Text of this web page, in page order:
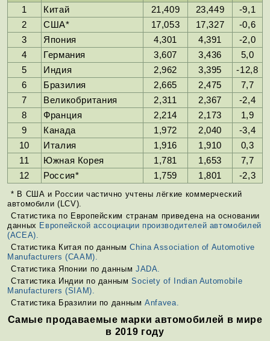
1
Китай 21,409 23,449
-9,1
2
США* 17,053 17,327
-0,6
3
Япония 4,301 4,391
-2,0
4
Германия 3,607 3,436
5,0
5
Индия 2,962 3,395
-12,8
6
Бразилия 2,665 2,475
7,7
7
Великобритания 2,311 2,367
-2,4
8
Франция 2,214 2,173
1,9
9
Канада 1,972 2,040
-3,4
10
Италия 1,916 1,910
0,3
11
Южная Корея 1,781 1,653
7,7
12
Россия* 1,759 1,801 -2,3
* В США и России частично учтены лёгкие коммерческий
автомобили (LCV).
Статистика по Европейским странам приведена на основании
данных Европейской ассоциации производителей автомобилей
(ACEA).
Статистика Китая по даннымChina Association of Automotive
Manufacturers (CAAM).
Статистика Японии по данным JADA.
Статистика Индии по даннымSociety of Indian Automobile
Manufacturers (SIAM).
Статистика Бразилии по даннымAnfavea.
Самые продаваемые марки автомобилей в мире
в 2019 году